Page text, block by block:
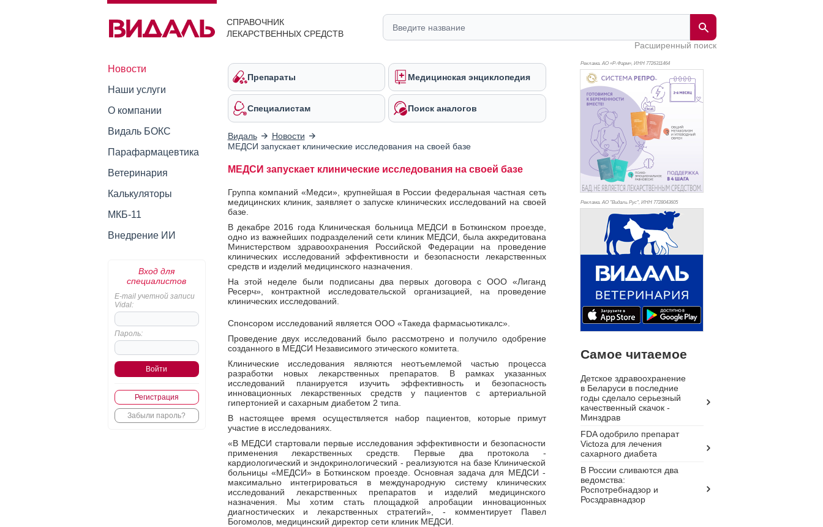
СПРАВОЧНИК
ЛЕКАРСТВЕННЫХ СРЕДСТВ
Расширенный поиск
Новости
Наши услуги
О компании
Видаль БОКС
Парафармацевтика
Ветеринария
Калькуляторы
МКБ-11
Внедрение ИИ
Вход для
специалистов
E-mail учетной записи
Vidal:
Пароль:
Регистрация
Забыли пароль?
Препараты Медицинская энциклопедия
Специалистам Поиск аналогов
Видаль
Новости
МЕДСИ запускает клинические исследования на своей базе
МЕДСИ запускает клинические исследования на своей базе
Группа компаний «Медси», крупнейшая в России федеральная частная сеть
медицинских клиник, заявляет о запуске клинических исследований на своей
базе.
В декабре 2016 года Клиническая больница МЕДСИ в Боткинском проезде,
одно из важнейших подразделений сети клиник МЕДСИ, была аккредитована
Министерством здравоохранения Российской Федерации на проведение
клинических исследований эффективности и безопасности лекарственных
средств и изделий медицинского назначения.
На этой неделе были подписаны два первых договора с ООО «Лиганд
Ресерч», контрактной исследовательской организацией, на проведение
клинических исследований.
Спонсором исследований является ООО «Такеда фармасьютикалс».
Проведение двух исследований было рассмотрено и получило одобрение
созданного в МЕДСИ Независимого этического комитета.
Клинические исследования являются неотъемлемой частью процесса
разработки новых лекарственных препаратов. В рамках указанных
исследований планируется изучить эффективность и безопасность
инновационных лекарственных средств у пациентов с артериальной
гипертонией и сахарным диабетом 2 типа.
В настоящее время осуществляется набор пациентов, которые примут
участие в исследованиях.
«В МЕДСИ стартовали первые исследования эффективности и безопасности
применения лекарственных средств. Первые два протокола -
кардиологический и эндокринологический - реализуются на базе Клинической
больницы «МЕДСИ» в Боткинском проезде. Основная задача для МЕДСИ -
максимально интегрироваться в международную систему клинических
исследований лекарственных препаратов и изделий медицинского
назначения. Мы хотим стать площадкой апробации инновационных
диагностических и лекарственных стратегий», - комментирует Павел
Богомолов, медицинский директор сети клиник МЕДСИ.
Реклама. АО «Р-Фарм», ИНН 7726311464
Реклама. АО "Видаль Рус", ИНН 7728043605
Самое читаемое
Детское здравоохранение
в Беларуси в последние
годы сделало серьезный
качественный скачок -
Минздрав
FDA одобрило препарат
Victoza для лечения
сахарного диабета
В России сливаются два
ведомства:
Роспотребнадзор и
Росздравнадзор